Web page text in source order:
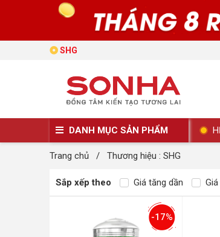
SHG
DANH MỤC SẢN PHẨM
Trang chủ / Thương hiệu : SHG
Sắp xếp theo Giá tăng dần
-17%